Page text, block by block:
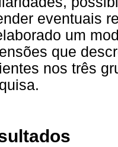
eventuais
um
que
nos três